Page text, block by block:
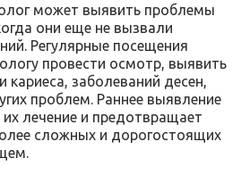
может выявить проблемы
они еще не вызвали
Регулярные посещения
провести осмотр, выявить
кариеса, заболеваний десен,
проблем. Раннее выявление
лечение и предотвращает
сложных и дорогостоящих